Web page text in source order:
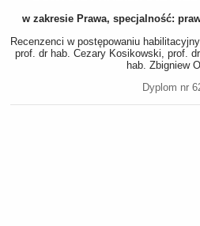
w zakresie Prawa, specjalność:
Recenzenci w postępowaniu
prof. dr hab. Cezary Kosikowski, prof.
hab. Zbigniew
Dyplom nr